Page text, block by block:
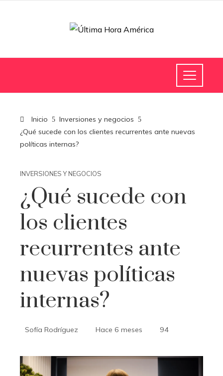
Inicio
Inversiones y negocios
¿Qué sucede con los clientes recurrentes ante nuevas
políticas internas?
INVERSIONES Y NEGOCIOS
¿Qué sucede con
los clientes
recurrentes ante
nuevas políticas
internas?
Sofía Rodríguez Hace 6 meses 94